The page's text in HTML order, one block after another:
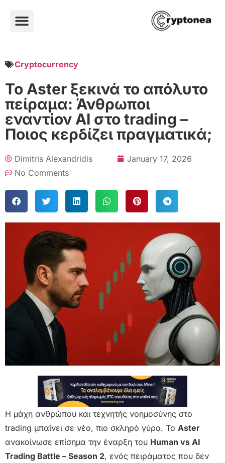
Cryptocurrency
Το Aster ξεκινά το απόλυτο
πείραμα: Άνθρωποι
εναντίον AI στο trading –
Ποιος κερδίζει πραγματικά;
Dimitris Alexandridis
January 17, 2026
No Comments
Η μάχη ανθρώπου και τεχνητής νοημοσύνης στο
trading μπαίνει σε νέο, πιο σκληρό γύρο. Το Aster
ανακοίνωσε επίσημα την έναρξη του Human vs AI
Trading Battle – Season 2, ενός πειράματος που δεν